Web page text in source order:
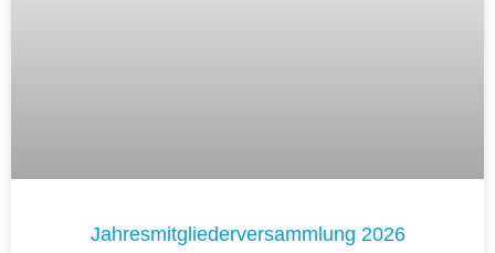
Jahresmitgliederversammlung 2026